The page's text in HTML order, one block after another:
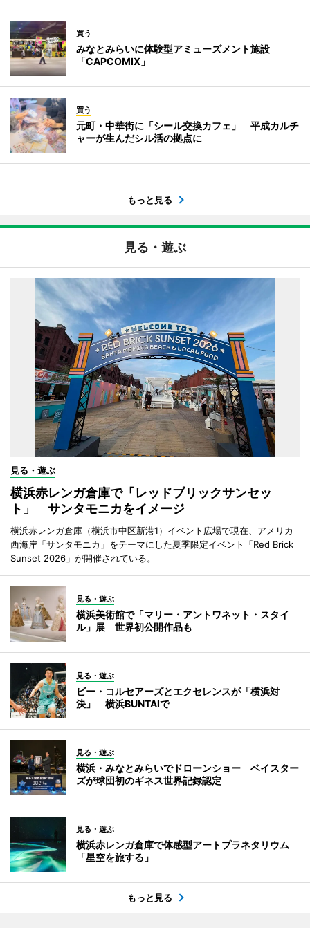
買う
みなとみらいに体験型アミューズメント施設
「CAPCOMIX」
買う
元町・中華街に「シール交換カフェ」 平成カルチ
ャーが生んだシル活の拠点に
もっと見る
見る・遊ぶ
見る・遊ぶ
横浜赤レンガ倉庫で「レッドブリックサンセッ
ト」 サンタモニカをイメージ
横浜赤レンガ倉庫（横浜市中区新港1）イベント広場で現在、アメリカ
西海岸「サンタモニカ」をテーマにした夏季限定イベント「Red Brick
Sunset 2026」が開催されている。
見る・遊ぶ
横浜美術館で「マリー・アントワネット・スタイ
ル」展 世界初公開作品も
見る・遊ぶ
ビー・コルセアーズとエクセレンスが「横浜対
決」 横浜BUNTAIで
見る・遊ぶ
横浜・みなとみらいでドローンショー ベイスター
ズが球団初のギネス世界記録認定
見る・遊ぶ
横浜赤レンガ倉庫で体感型アートプラネタリウム
「星空を旅する」
もっと見る